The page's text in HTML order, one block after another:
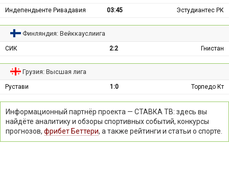
Индепендьенте Ривадавия
03:45 Эстудиантес РК
Финляндия: Вейккауслиига
СИК 2:2 Гнистан
Грузия: Высшая лига
Рустави 1:0 Торпедо Кт
Информационный партнёр проекта — СТАВКА ТВ: здесь вы
найдёте аналитику и обзоры спортивных событий, конкурсы
прогнозов, фрибет Беттери, а также рейтинги и статьи о спорте.